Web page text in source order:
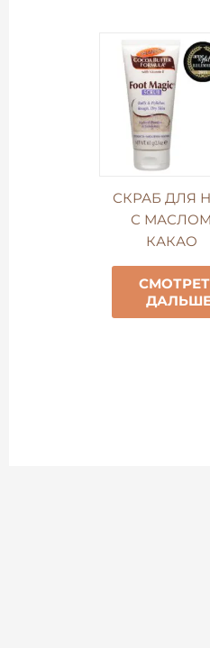
СКРАБ ДЛЯ
С МАСЛОМ
КАКАО